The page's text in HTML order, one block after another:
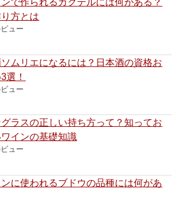
方とは
ュー
ムリエになるには？日本酒の資格お
選！
ュー
ラスの正しい持ち方って？知ってお
インの基礎知識
ュー
に使われるブドウの品種には何があ